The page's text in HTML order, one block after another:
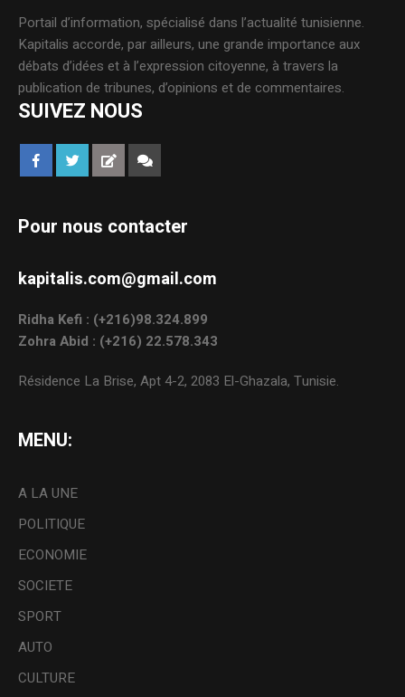
Portail d’information, spécialisé dans l’actualité tunisienne.
Kapitalis accorde, par ailleurs, une grande importance aux
débats d’idées et à l’expression citoyenne, à travers la
publication de tribunes, d’opinions et de commentaires.
SUIVEZ NOUS
Pour nous contacter
kapitalis.com@gmail.com
Ridha Kefi : (+216)98.324.899
Zohra Abid : (+216) 22.578.343
Résidence La Brise, Apt 4-2, 2083 El-Ghazala, Tunisie.
MENU:
A LA UNE
POLITIQUE
ECONOMIE
SOCIETE
SPORT
AUTO
CULTURE